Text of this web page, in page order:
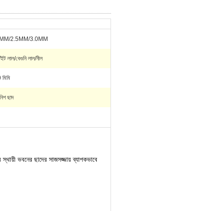
2.5MM/3.0MM
লাল/বেগুনি লাল/নীল
ছাদ
ভবনের ছাদের সাজসজ্জায় ব্যাপকভাবে